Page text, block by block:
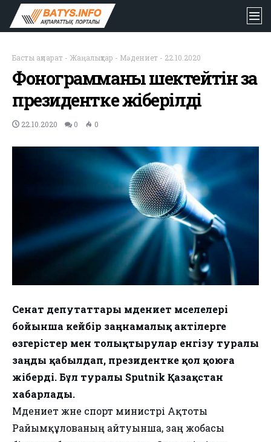
Басты ақпарат - Жаңалықтар - Мәдениет - 22.10.2020
Фонограмманы шектейтін заң
президентке жіберілді
22.10.2020 0 0
Сенат депутаттары мәдениет мәселелері
бойынша кейбір заңнамалық актілерге
өзгерістер мен толықтырулар енгізу туралы
заңды қабылдап, президентке қол қоюға
жіберді. Бұл туралы Sputnik Қазақстан
хабарлады.
Мәдениет және спорт министрі Ақтоты
Райымқұлованың айтуынша, заң жобасы